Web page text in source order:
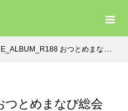
おつとめまなび総会_250423_130
つとめまなび総会